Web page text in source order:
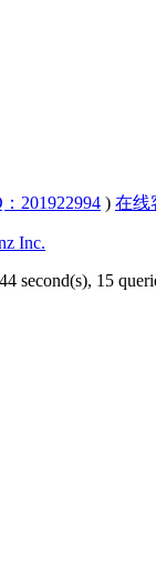
201922994 ) 在线
Inc.
second(s), 15